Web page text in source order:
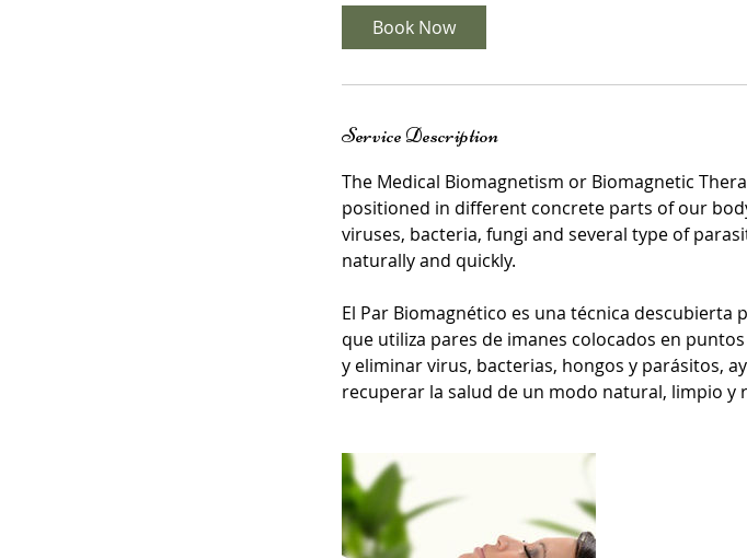
i
n
Book Now
Service Description
The Medical Biomagnetism or Biomagnetic
positioned in different concrete parts of our
viruses, bacteria, fungi and several type of
naturally and quickly.
El Par Biomagnético es una técnica descubierta
que utiliza pares de imanes colocados en
y eliminar virus, bacterias, hongos y parásitos,
recuperar la salud de un modo natural, limpio y